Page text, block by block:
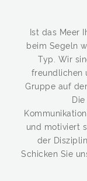
Ist das Meer
beim Segeln
Typ. Wir
freundlichen
Gruppe auf
und motiviert
der
Schicken Sie